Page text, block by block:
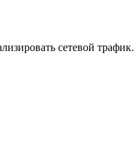
сетевой трафик.